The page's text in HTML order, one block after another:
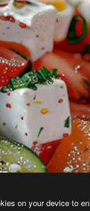
できます。
on your device to